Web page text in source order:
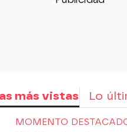
más vistas Lo
MOMENTO